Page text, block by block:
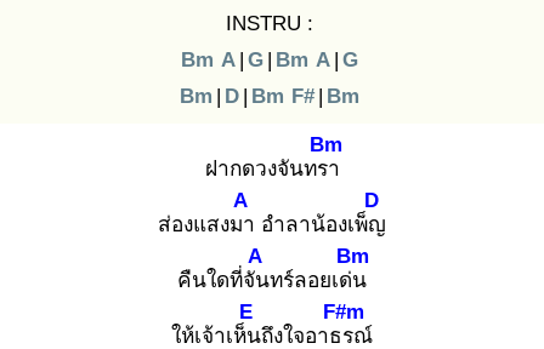
INSTRU :
Bm A | G | Bm A | G
Bm | D | Bm F# | Bm
ฝากดวงจันทรา
Bm
ส่องแสงมา
A
อำลาน้องเพ็ญ
D
คืนใดที่จัน
A
ทร์ลอยเด่น
Bm
ให้เจ้าเห็น
E
ถึงใจอาธร
F#m
ณ์